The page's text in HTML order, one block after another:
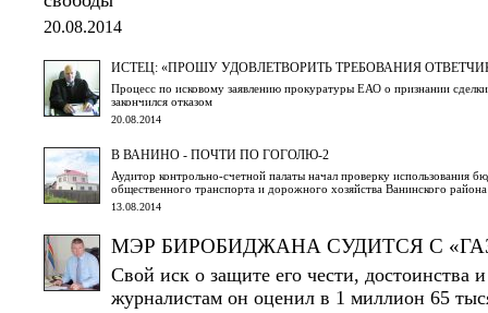
20.08.2014
ИСТЕЦ: «ПРОШУ УДОВЛЕТВОРИТЬ ТРЕБОВАНИЯ
Процесс по исковому заявлению прокуратуры ЕАО о признании
закончился отказом
20.08.2014
В ВАНИНО - ПОЧТИ ПО ГОГОЛЮ-2
Аудитор контрольно-счетной палаты начал проверку использования
общественного транспорта и дорожного хозяйства Ванинского района
13.08.2014
МЭР БИРОБИДЖАНА СУДИТСЯ С
Свой иск о защите его чести, достоинства
журналистам он оценил в 1 миллион 65